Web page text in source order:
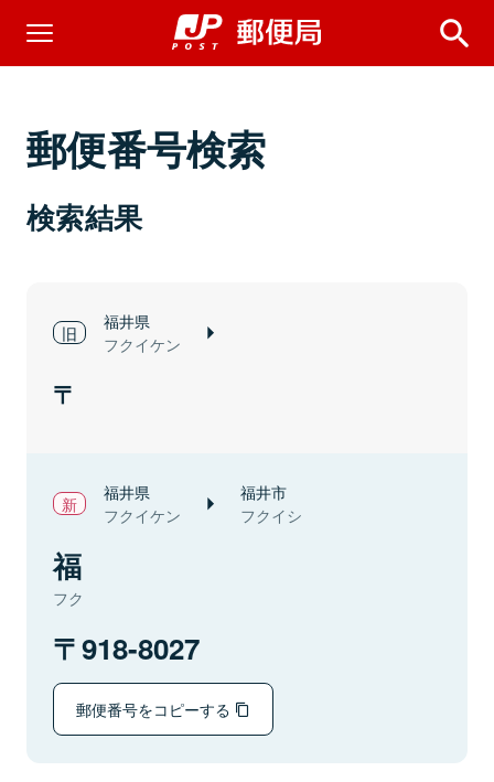
郵便番号検索
検索結果
福井県
フクイケン
福井県
フクイケン
福井市
フクイシ
福
フク
918-8027
郵便番号をコピーする